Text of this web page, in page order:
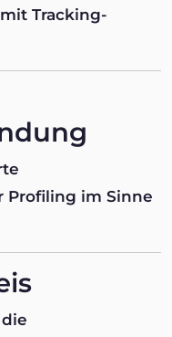
Tracking-
Profiling im Sinne